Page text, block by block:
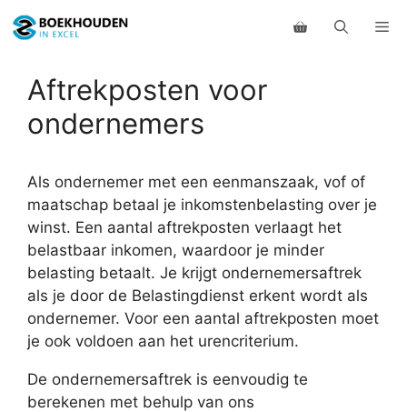
naar
inhoudAftrekposten voor
ondernemers
Als ondernemer met een eenmanszaak, vof of
maatschap betaal je inkomstenbelasting over je
winst. Een aantal aftrekposten verlaagt het
belastbaar inkomen, waardoor je minder
belasting betaalt. Je krijgt ondernemersaftrek
als je door de Belastingdienst erkent wordt als
ondernemer. Voor een aantal aftrekposten moet
je ook voldoen aan het urencriterium.
De ondernemersaftrek is eenvoudig te
berekenen met behulp van ons